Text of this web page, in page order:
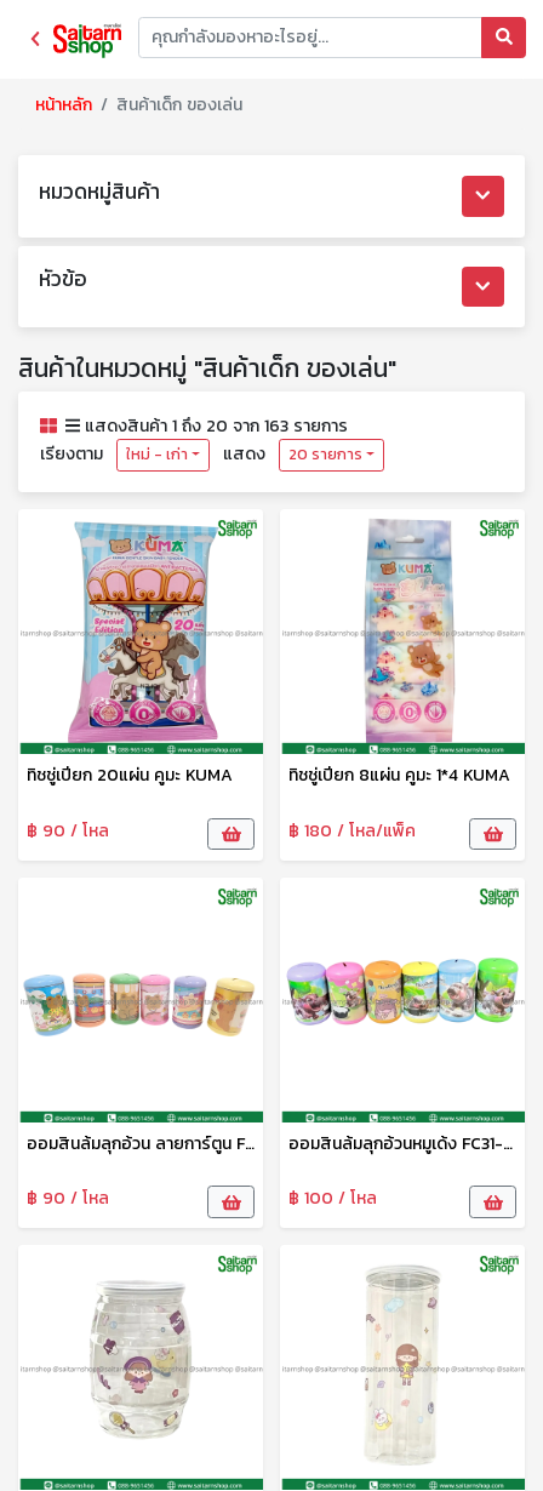
หน้าหลัก สินค้าเด็ก ของเล่น
หมวดหมู่สินค้า
หัวข้อ
สินค้าในหมวดหมู่ "สินค้าเด็ก ของเล่น"
แสดงสินค้า 1 ถึง 20 จาก 163 รายการ
เรียงตาม
ใหม่ - เก่า แสดง 20 รายการ
ทิชชู่เปียก 20แผ่น คูมะ KUMA
฿ 90 / โหล
ทิชชู่เปียก 8แผ่น คูมะ 1*4 KUMA
฿ 180 / โหล/แพ็ค
ออมสินล้มลุกอ้วน ลายการ์ตูน FC31-12D FN
฿ 90 / โหล
ออมสินล้มลุกอ้วนหมูเด้ง FC31-12H FN
฿ 100 / โหล